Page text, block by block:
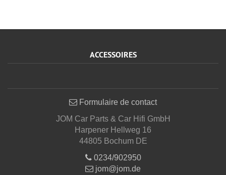
ACCESSOIRES
Formulaire de contact
JOM Car Parts & Car Hifi GmbH
Harpener Hellweg 16
44805 Bochum DE
0234/902950
jom@jom.de